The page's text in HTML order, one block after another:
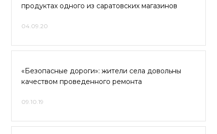
продуктах одного из саратовских магазинов
04.09.20
«Безопасные дороги»: жители села довольны
качеством проведенного ремонта
09.10.19